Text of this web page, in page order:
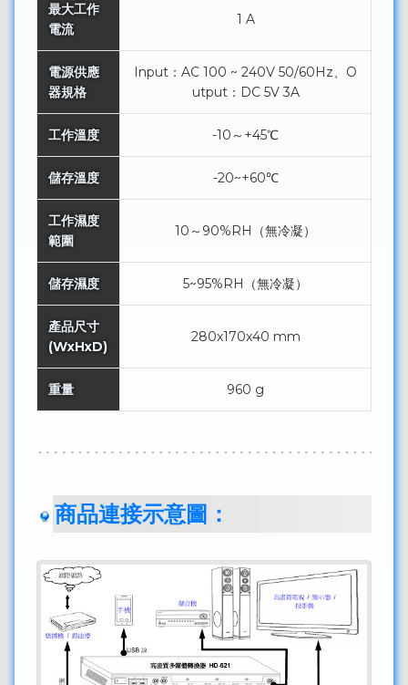
最大工作
電流
1 A
電源供應
器規格
Input：AC 100 ~ 240V 50/60Hz、O
utput：DC 5V 3A
工作溫度 -10～+45℃
儲存溫度 -20~+60℃
工作濕度
範圍
10～90%RH（無冷凝）
儲存濕度 5~95%RH（無冷凝）
產品尺寸
(WxHxD)
280x170x40 mm
重量 960 g
商品連接示意圖：